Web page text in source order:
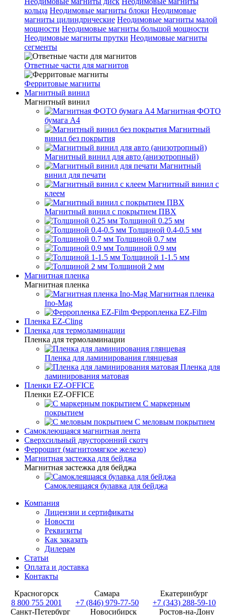
кольца Неодимовые магниты блоки Неодимовые
магниты цилиндрические Неодимовые магниты малой
мощности Неодимовые магниты большой мощности
Неодимовые магниты прутки Неодимовые магниты
сегменты
Ответные части для магнитов
Ферритовые магниты
Магнитный винил
Магнитный винил
Магнитная ФОТО
бумага А4
Магнитный
винил без покрытия
Магнитный винил для авто (анизотропный)
Магнитный
винил для печати
Магнитный винил с
клеем
Магнитный винил с покрытием ПВХ
Толщиной 0.25 мм
Толщиной 0.4-0.5 мм
Толщиной 0.7 мм
Толщиной 0.9 мм
Толщиной 1-1.5 мм
Толщиной 2 мм
Магнитная пленка
Магнитная пленка
Магнитная пленка
Ino-Mag
Ферропленка EZ-Film
Пленка EZ-Cling
Пленка для термоламинации
Пленка для термоламинации
Пленка для ламинирования глянцевая
Пленка для
ламинирования матовая
Пленки EZ-OFFICE
Пленки EZ-OFFICE
С маркерным
покрытием
С меловым покрытием
Самоклеющаяся магнитная лента
Сверхсильный двусторонний скотч
Феррошит (магнитомягкое железо)
Магнитная застежка для бейджа
Магнитная застежка для бейджа
Самоклеящаяся булавка для бейджа
Компания
Лицензии и сертификаты
Новости
Реквизиты
Как заказать
Дилерам
Статьи
Оплата и доставка
Контакты
Красногорск
8 800 755 2001
Самара
+7 (846) 979-77-50
Екатеринбург
+7 (343) 288-59-10
Санкт-Петербург
Новосибирск Ростов-на-Дону